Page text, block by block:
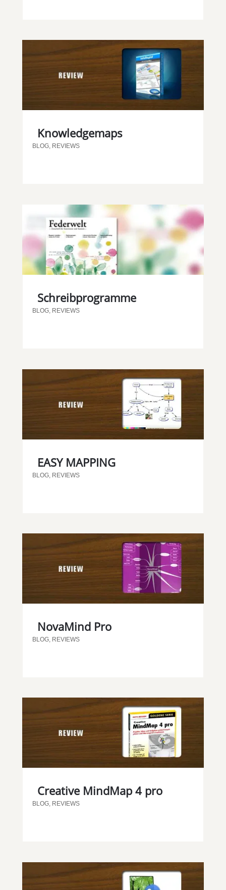
Knowledgemaps
BLOG, REVIEWS
Schreibprogramme
BLOG, REVIEWS
EASY MAPPING
BLOG, REVIEWS
NovaMind Pro
BLOG, REVIEWS
Creative MindMap 4 pro
BLOG, REVIEWS